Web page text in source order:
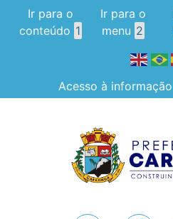
Ir para o
conteúdo 1
Ir para o
menu 2
Acesso à informação